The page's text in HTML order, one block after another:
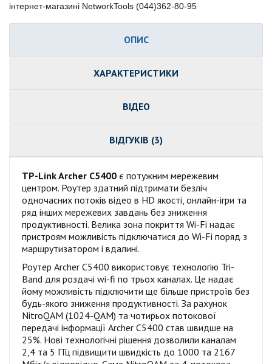
інтернет-магазині NetworkTools (044)362-80-95
ОПИС
ХАРАКТЕРИСТИКИ
ВІДЕО
ВІДГУКІВ (3)
TP-Link Archer C5400 є потужним мережевим
центром. Роутер здатний підтримати безліч
одночасних потоків відео в HD якості, онлайн-ігри та
ряд інших мережевих завдань без зниження
продуктивності. Велика зона покриття Wi-Fi надає
пристроям можливість підключатися до Wi-Fi поряд з
маршрутизатором і вдалині.
Роутер Archer C5400 використовує технологію Tri-
Band для роздачі wi-fi по трьох каналах. Це надає
йому можливість підключити ще більше пристроїв без
будь-якого зниження продуктивності. За рахунок
NitroQAM (1024-QAM) та чотирьох потокової
передачі інформації Archer C5400 став швидше на
25%. Нові технологічні рішення дозволили каналам
2,4 та 5 ГГц підвищити швидкість до 1000 та 2167